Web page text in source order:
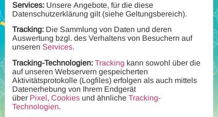
Services: Unsere Angebote, für die diese
Datenschutzerklärung gilt (siehe Geltungsbereich).
Tracking: Die Sammlung von Daten und deren
Auswertung bzgl. des Verhaltens von Besuchern auf
unseren Services.
Tracking-Technologien: Tracking kann sowohl über die
auf unseren Webservern gespeicherten
Aktivitätsprotokolle (Logfiles) erfolgen als auch mittels
Datenerhebung von Ihrem Endgerät
über Pixel, Cookies und ähnliche Tracking-
Technologien.